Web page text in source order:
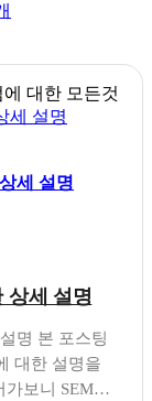
세 설명
세 설명
상세 설명
스팅
대한 설명을